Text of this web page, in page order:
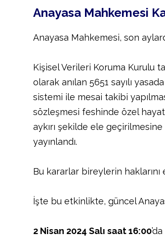
Anayasa Mahkemesi
Anayasa Mahkemesi, son
Kişisel Verileri Koruma Kurulu
olarak anılan 5651 sayılı
sistemi ile mesai takibi
sözleşmesi feshinde özel hayat
aykırı şekilde ele
yayınlandı.
Bu kararlar bireylerin
İşte bu etkinlikte, güncel
2 Nisan 2024 Salı saat 16:00